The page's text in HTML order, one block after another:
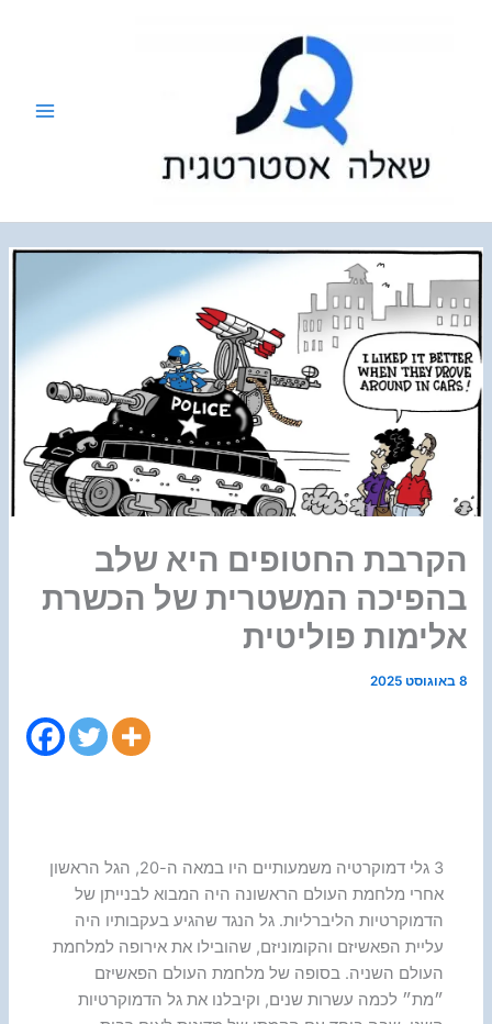
הקרבת החטופים היא שלב
בהפיכה המשטרית של הכשרת
אלימות פוליטית
8 באוגוסט 2025
3 גלי דמוקרטיה משמעותיים היו במאה ה-20, הגל הראשון
אחרי מלחמת העולם הראשונה היה המבוא לבנייתן של
הדמוקרטיות הליברליות. גל הנגד שהגיע בעקבותיו היה
עליית הפאשיזם והקומוניזם, שהובילו את אירופה למלחמת
העולם השניה. בסופה של מלחמת העולם הפאשיזם
״מת״ לכמה עשרות שנים, וקיבלנו את גל הדמוקרטיות